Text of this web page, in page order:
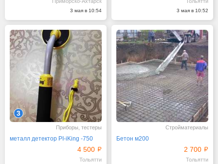
3 мая в 10:54 3 мая в 10:52
3
Приборы, тестеры
металл детектор PI-iKing -750
4 500
Тольятти
Стройматериалы
Бетон м200
2 700
Тольятти